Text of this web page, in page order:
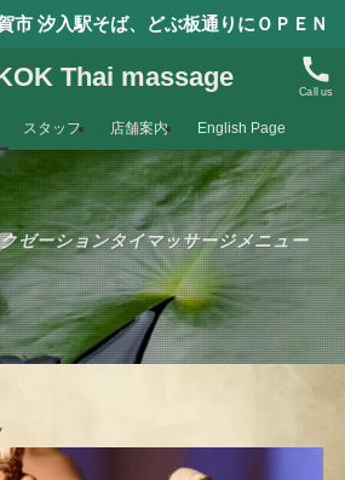
市 汐入駅そば、どぶ板通りにＯＰＥＮ
Thai massage Call us
スタッフ 店舗案内 English Page
ゼーションタイマッサージメニュー